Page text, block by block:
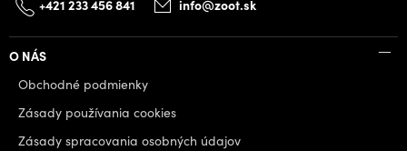
+421 233 456 841 info@zoot.sk
O NÁS
Obchodné podmienky
Zásady používania cookies
Zásady spracovania osobných údajov